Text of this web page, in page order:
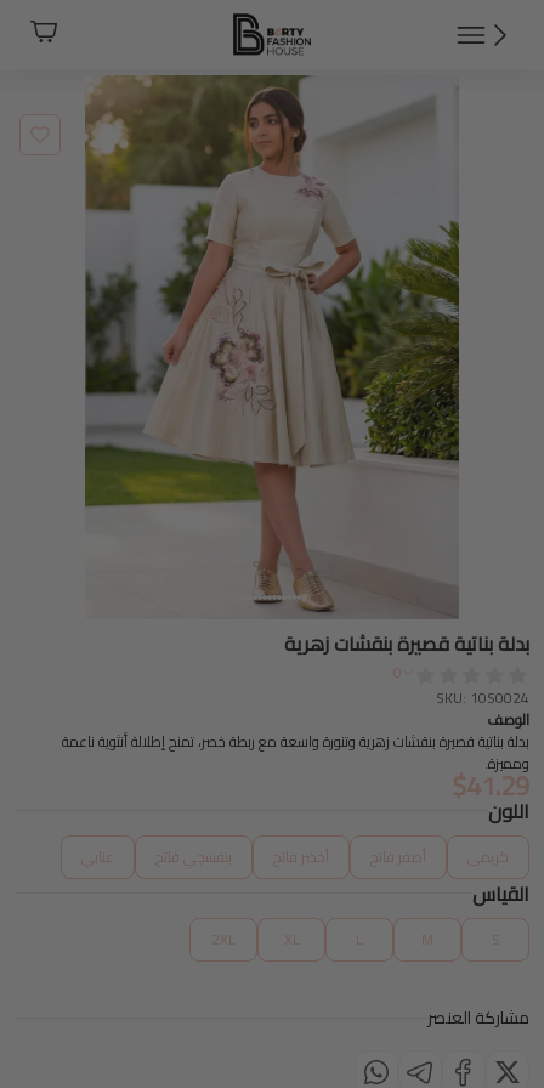
بدلة بناتية قصيرة بنقشات زهرية
0
SKU: 10S0024
الوصف
بدلة بناتية قصيرة بنقشات زهرية وتنورة واسعة مع ربطة خصر، تمنح إطلالة أنثوية ناعمة
ومميزة.
41.29
$ اللون
كريمى أصفر فاتح أخضر فاتح بنفسجي فاتح عنابي
القياس
S
M
L
XL
2XL
مشاركة العنصر